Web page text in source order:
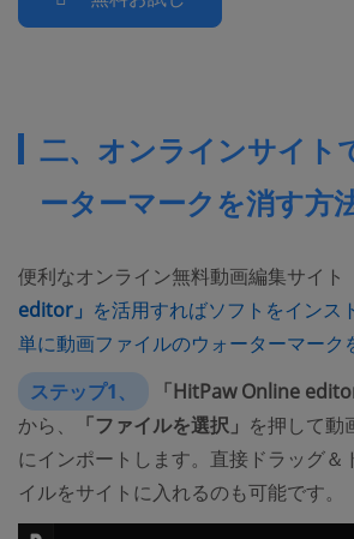
二、オンラインサイト
ーターマークを消す方
便利なオンライン無料動画編集サイト
editor」 を活用すればソフトをインス
単に動画ファイルのウォーターマーク
ステップ1、
「HitPaw Online
から、
「ファイルを選択」 を押して動
にインポートします。直接ドラッグ＆
イルをサイトに入れるのも可能です。